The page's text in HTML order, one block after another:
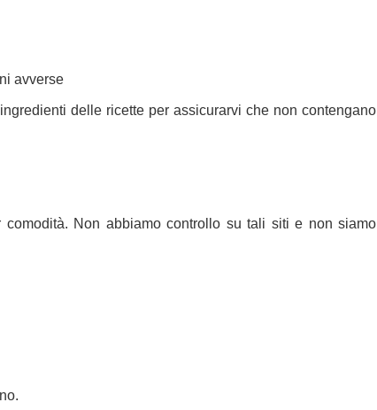
avverse
delle ricette per assicurarvi che non contengano
Non abbiamo controllo su tali siti e non siamo